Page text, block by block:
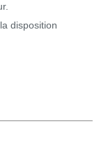
disposition